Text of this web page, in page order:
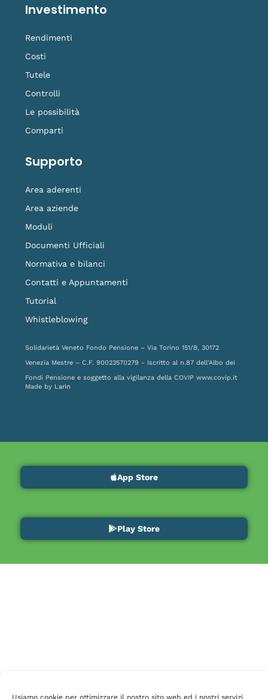
Usiamo cookie per ottimizzare il nostro sito web ed i nostri servizi.
Investimento
Rendimenti
Costi
Tutele
Controlli
Le possibilità
Comparti
Supporto
Area aderenti
Area aziende
Moduli
Documenti Ufficiali
Normativa e bilanci
Contatti e Appuntamenti
Tutorial
Whistleblowing
Solidarietà Veneto Fondo Pensione – Via Torino 151/B, 30172
Venezia Mestre – C.F. 90023570279 - Iscritto al n.87 dell'Albo dei
Fondi Pensione e soggetto alla vigilanza della COVIP www.covip.it
Made by Larin
App Store
Play Store